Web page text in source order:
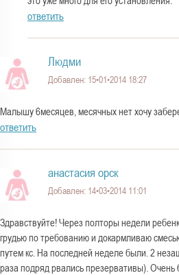
ответить
Людми
Добавлен: 15•01•2014 18:27
Малышу 6месяцев, месячных нет хочу
ответить
анастасия орск
Добавлен: 14•03•2014 11:01
Здравствуйте! Через полторы недели
грудью по требованию и докармливаю
путем кс. На последней неделе были. 2
раза подряд рвались презервативы). Очень